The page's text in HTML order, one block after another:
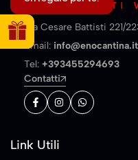
Via Cesare Battisti 221/
Email: info@enocantina.it
Tel: +393455294693
Contatti
Link Utili